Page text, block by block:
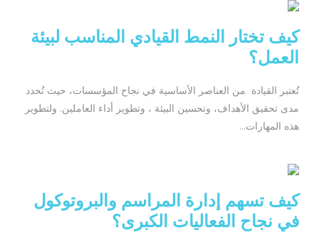
كيف تختار النمط القيادي المناسب لبيئة
العمل؟
تُعتبر القيادة من العناصر الأساسية في نجاح المؤسسات، حيث تُحدد
مدى تحقيق الأهداف، وتحسين البيئة ، وتطوير أداء العاملين. ولتطوير
هذه المهارات...
كيف تسهم إدارة المراسم والبروتوكول
في نجاح الفعاليات الكبرى؟